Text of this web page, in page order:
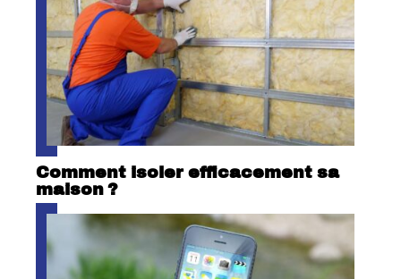
Comment isoler efficacement sa
maison ?